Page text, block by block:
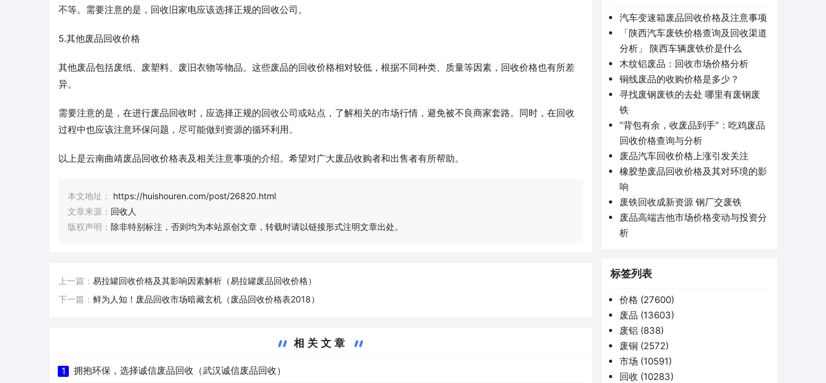
不等。需要注意的是，回收旧家电应该选择正规的回收公司。
5.其他废品回收价格
其他废品包括废纸、废塑料、废旧衣物等物品。这些废品的回收价格相对较低，根据不同种类、质量等因素，回收价格也有所差
异。
需要注意的是，在进行废品回收时，应选择正规的回收公司或站点，了解相关的市场行情，避免被不良商家套路。同时，在回收
过程中也应该注意环保问题，尽可能做到资源的循环利用。
以上是云南曲靖废品回收价格表及相关注意事项的介绍。希望对广大废品收购者和出售者有所帮助。
本文地址：
https://huishouren.com/post/26820.html
文章来源： 回收人
版权声明： 除非特别标注，否则均为本站原创文章，转载时请以链接形式注明文章出处。
上一篇： 易拉罐回收价格及其影响因素解析（易拉罐废品回收价格）
下一篇： 鲜为人知！废品回收市场暗藏玄机（废品回收价格表2018）
相关文章
1 拥抱环保，选择诚信废品回收（武汉诚信废品回收）
汽车变速箱废品回收价格及注意事项
「陕西汽车废铁价格查询及回收渠道
分析」 陕西车辆废铁价是什么
木纹铝废品：回收市场价格分析
铜线废品的收购价格是多少？
寻找废钢废铁的去处 哪里有废钢废
铁
“背包有余，收废品到手”：吃鸡废品
回收价格查询与分析
废品汽车回收价格上涨引发关注
橡胶垫废品回收价格及其对环境的影
响
废铁回收成新资源 钢厂交废铁
废品高端吉他市场价格变动与投资分
析
标签列表
价格 (27600)
废品 (13603)
废铝 (838)
废铜 (2572)
市场 (10591)
回收 (10283)